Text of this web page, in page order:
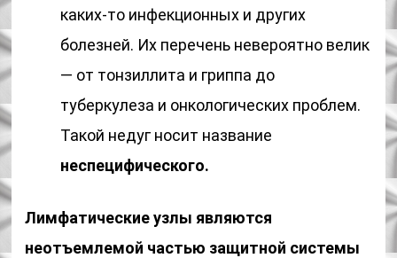
каких-то инфекционных и других
болезней. Их перечень невероятно велик
— от тонзиллита и гриппа до
туберкулеза и онкологических проблем.
Такой недуг носит название
неспецифического.
Лимфатические узлы являются
неотъемлемой частью защитной системы